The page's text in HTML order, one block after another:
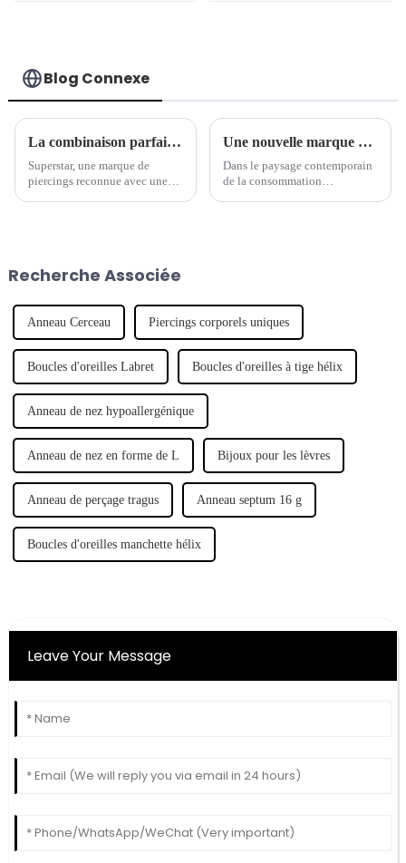
Blog Connexe
La combinaison parfaite de tradition et de modernité - la marque de piercings séculaire lance une nouvelle série de bijoux
Superstar, une marque de
piercings reconnue avec une
design moderne pour montrer
Une nouvelle marque de piercings mène la tendance des bijoux
Dans le paysage contemporain
de la consommation
Recherche Associée
Anneau Cerceau Piercings corporels uniques
Boucles d'oreilles Labret Boucles d'oreilles à tige hélix
Anneau de nez hypoallergénique
Anneau de nez en forme de L Bijoux pour les lèvres
Anneau de perçage tragus Anneau septum 16 g
Boucles d'oreilles manchette hélix
Leave Your Message